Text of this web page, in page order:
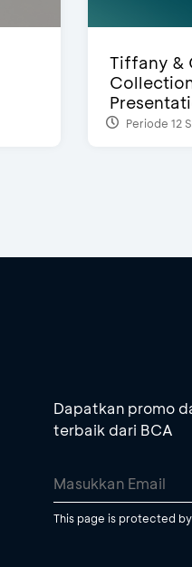
Tiffany &
Periode 12
Dapatkan promo
terbaik dari BCA
This page is protected